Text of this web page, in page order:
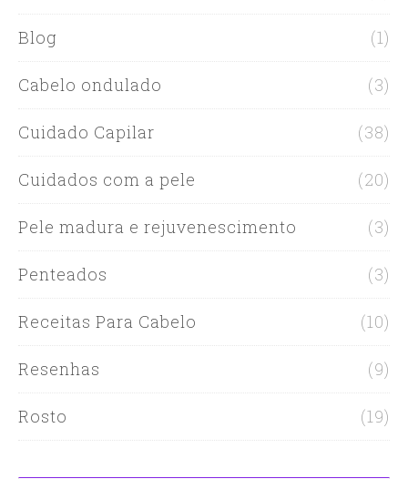
Blog (1)
Cabelo ondulado (3)
Cuidado Capilar (38)
Cuidados com a pele (20)
Pele madura e rejuvenescimento (3)
Penteados (3)
Receitas Para Cabelo (10)
Resenhas (9)
Rosto (19)